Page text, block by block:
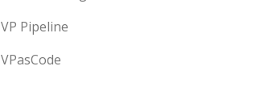
VP Pipeline
VPasCode